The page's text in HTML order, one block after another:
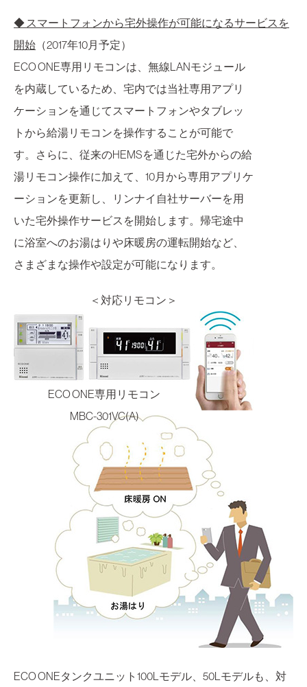
◆ スマートフォンから宅外操作が可能になるサービスを
開始 （2017年10月予定）
ECO ONE専用リモコンは、無線LANモジュール
を内蔵しているため、宅内では当社専用アプリ
ケーションを通じてスマートフォンやタブレッ
トから給湯リモコンを操作することが可能で
す。さらに、従来のHEMSを通じた宅外からの給
湯リモコン操作に加えて、10月から専用アプリケ
ーションを更新し、リンナイ自社サーバーを用
いた宅外操作サービスを開始します。帰宅途中
に浴室へのお湯はりや床暖房の運転開始など、
さまざまな操作や設定が可能になります。
＜対応リモコン＞
ECO ONE専用リモコン
MBC-301VC(A)
ECO ONEタンクユニット100Lモデル、50Lモデルも、対